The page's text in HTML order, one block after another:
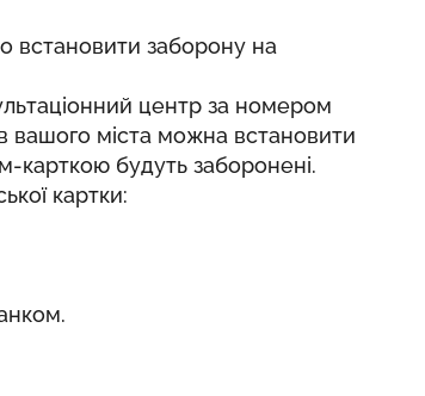
встановити заборону на
центр за номером
вашого міста можна встановити
карткою будуть заборонені.
картки: